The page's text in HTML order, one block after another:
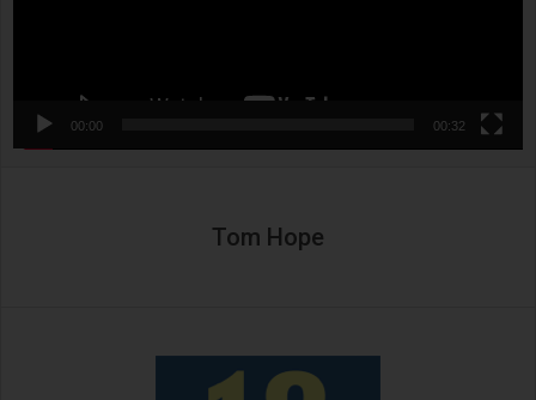
00:00 00:32
Tom Hope